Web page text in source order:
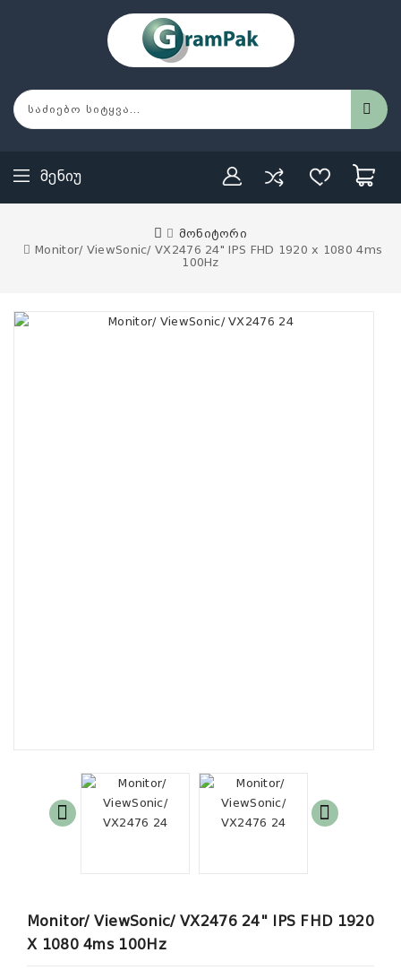
Მენიუ
მონიტორი
Monitor/ ViewSonic/ VX2476 24" IPS FHD 1920 x 1080 4ms
100Hz
Monitor/ ViewSonic/ VX2476 24" IPS FHD 1920
X 1080 4ms 100Hz